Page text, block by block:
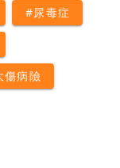
#尿毒症
傷病險